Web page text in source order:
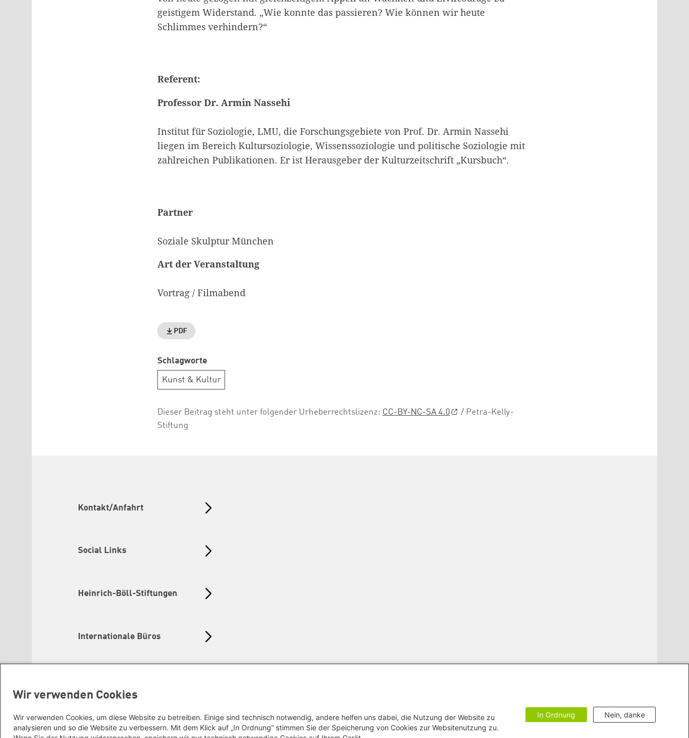
geistigem Widerstand. „Wie konnte das passieren? Wie können wir heute
Schlimmes verhindern?“
Referent:
Professor Dr. Armin Nassehi
Institut für Soziologie, LMU, die Forschungsgebiete von Prof. Dr. Armin Nassehi
liegen im Bereich Kultursoziologie, Wissenssoziologie und politische Soziologie mit
zahlreichen Publikationen. Er ist Herausgeber der Kulturzeitschrift „Kursbuch“.
Partner
Soziale Skulptur München
Art der Veranstaltung
Vortrag / Filmabend
PDF
Schlagworte
Kunst & Kultur
Dieser Beitrag steht unter folgender Urheberrechtslizenz: CC-BY-NC-SA 4.0
/ Petra-Kelly-
Stiftung
Kontakt/Anfahrt
Social Links
Heinrich-Böll-Stiftungen
Internationale Büros
Datenschutzinformation
Wir verwenden Cookies
Wir verwenden Cookies, um diese Website zu betreiben. Einige sind technisch notwendig, andere helfen uns dabei, die Nutzung der Website zu
analysieren und so die Website zu verbessern. Mit dem Klick auf „In Ordnung“ stimmen Sie der Speicherung von Cookies zur Websitenutzung zu.
In Ordnung Nein, danke